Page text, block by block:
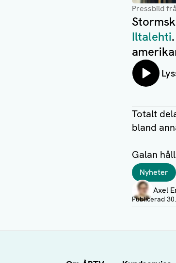
Pressbild
Iltalehti
Totalt
bland
Galan
TaggarNyheter
Författare
Axel
Visa profil
Publicerad